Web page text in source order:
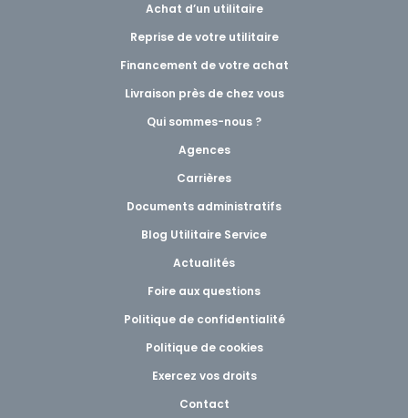
Achat d’un utilitaire
Reprise de votre utilitaire
Financement de votre achat
Livraison près de chez vous
Qui sommes-nous ?
Agences
Carrières
Documents administratifs
Blog Utilitaire Service
Actualités
Foire aux questions
Politique de confidentialité
Politique de cookies
Exercez vos droits
Contact